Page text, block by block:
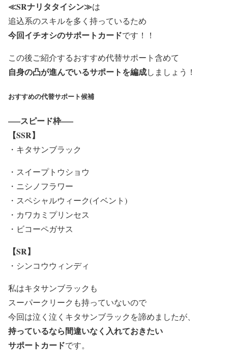
≪SRナリタタイシン≫は
追込系のスキルを多く持っているため
今回イチオシのサポートカードです！！
この後ご紹介するおすすめ代替サポート含めて
自身の凸が進んでいるサポートを編成しましょう！
おすすめの代替サポート候補
—–スピード枠—–
【SSR】
・ キタサンブラック
・スイープトウショウ
・ニシノフラワー
・スペシャルウィーク(イベント)
・カワカミプリンセス
・ビコーペガサス
【SR】
・シンコウウィンディ
私はキタサンブラックも
スーパークリークも持っていないので
今回は泣く泣くキタサンブラックを諦めましたが、
持っているなら間違いなく入れておきたい
サポートカードです。